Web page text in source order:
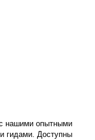
нашими опытными
гидами. Доступны